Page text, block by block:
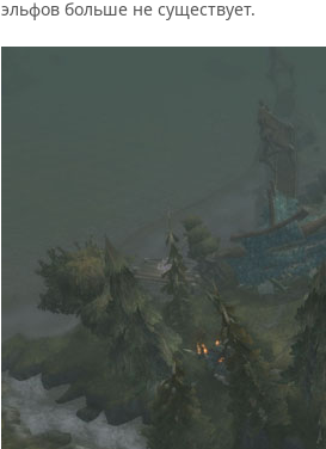
эльфов больше не существует.